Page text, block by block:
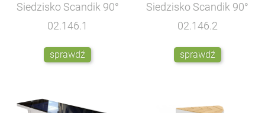
Siedzisko Scandik 90°
02.146.1
sprawdź
Siedzisko Scandik 90°
02.146.2
sprawdź